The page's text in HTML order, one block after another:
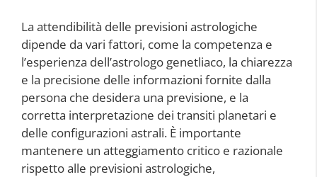
La attendibilità delle previsioni astrologiche
dipende da vari fattori, come la competenza e
l’esperienza dell’astrologo genetliaco, la chiarezza
e la precisione delle informazioni fornite dalla
persona che desidera una previsione, e la
corretta interpretazione dei transiti planetari e
delle configurazioni astrali. È importante
mantenere un atteggiamento critico e razionale
rispetto alle previsioni astrologiche,